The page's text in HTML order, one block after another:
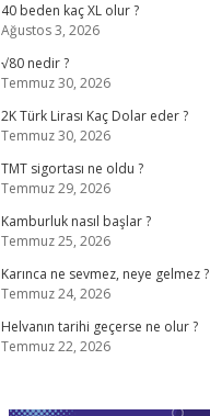
40 beden kaç XL olur ?
Ağustos 3, 2026
√80 nedir ?
Temmuz 30, 2026
2K Türk Lirası Kaç Dolar eder ?
Temmuz 30, 2026
TMT sigortası ne oldu ?
Temmuz 29, 2026
Kamburluk nasıl başlar ?
Temmuz 25, 2026
Karınca ne sevmez, neye gelmez ?
Temmuz 24, 2026
Helvanın tarihi geçerse ne olur ?
Temmuz 22, 2026